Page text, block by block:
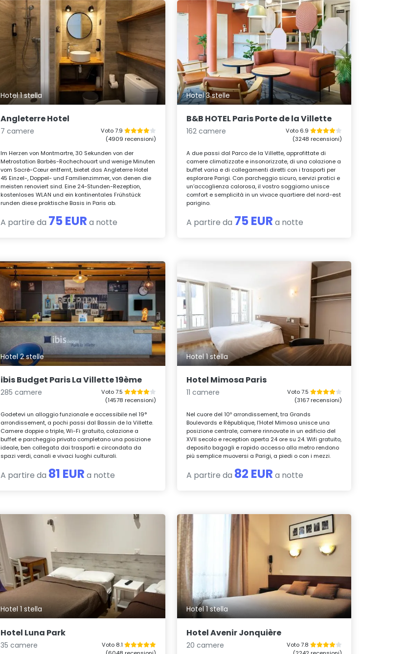
Hotel 1 stella
Angleterre Hotel
7 camere
Voto 7.9
(4909 recensioni)
Im Herzen von Montmartre, 30 Sekunden von der
Metrostation Barbès-Rochechouart und wenige Minuten
vom Sacré-Cœur entfernt, bietet das Angleterre Hotel
45 Einzel-, Doppel- und Familienzimmer, von denen die
meisten renoviert sind. Eine 24-Stunden-Rezeption,
kostenloses WLAN und ein kontinentales Frühstück
runden diese praktische Basis in Paris ab.
A partire da 75 EUR a notte
Hotel 3 stelle
B&B HOTEL Paris Porte de la Villette
162 camere
Voto 6.9
(3248 recensioni)
A due passi dal Parco de la Villette, approfittate di
camere climatizzate e insonorizzate, di una colazione a
buffet varia e di collegamenti diretti con i trasporti per
esplorare Parigi. Con parcheggio sicuro, servizi pratici e
un’accoglienza calorosa, il vostro soggiorno unisce
comfort e semplicità in un vivace quartiere del nord-est
parigino.
A partire da 75 EUR a notte
Hotel 2 stelle
ibis Budget Paris La Villette 19ème
285 camere
Voto 7.5
(14578 recensioni)
Godetevi un alloggio funzionale e accessibile nel 19°
arrondissement, a pochi passi dal Bassin de la Villette.
Camere doppie o triple, Wi-Fi gratuito, colazione a
buffet e parcheggio privato completano una posizione
ideale, ben collegata dai trasporti e circondata da
spazi verdi, canali e vivaci luoghi culturali.
A partire da 81 EUR a notte
Hotel 1 stella
Hotel Mimosa Paris
11 camere
Voto 7.5
(3167 recensioni)
Nel cuore del 10º arrondissement, tra Grands
Boulevards e République, l’Hotel Mimosa unisce una
posizione centrale, camere rinnovate in un edificio del
XVII secolo e reception aperta 24 ore su 24. Wifi gratuito,
deposito bagagli e rapido accesso alla metro rendono
più semplice muoversi a Parigi, a piedi o con i mezzi.
A partire da 82 EUR a notte
Hotel 1 stella
Hotel Luna Park
35 camere
Voto 8.1
Hotel 1 stella
Hotel Avenir Jonquière
20 camere
Voto 7.8